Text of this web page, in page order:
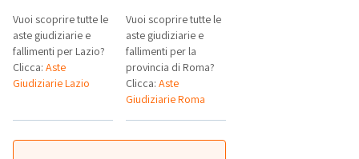
Vuoi scoprire tutte le
aste giudiziarie e
fallimenti per Lazio?
Clicca: Aste
Giudiziarie Lazio
Vuoi scoprire tutte le
aste giudiziarie e
fallimenti per la
provincia di Roma?
Clicca:Aste
Giudiziarie Roma